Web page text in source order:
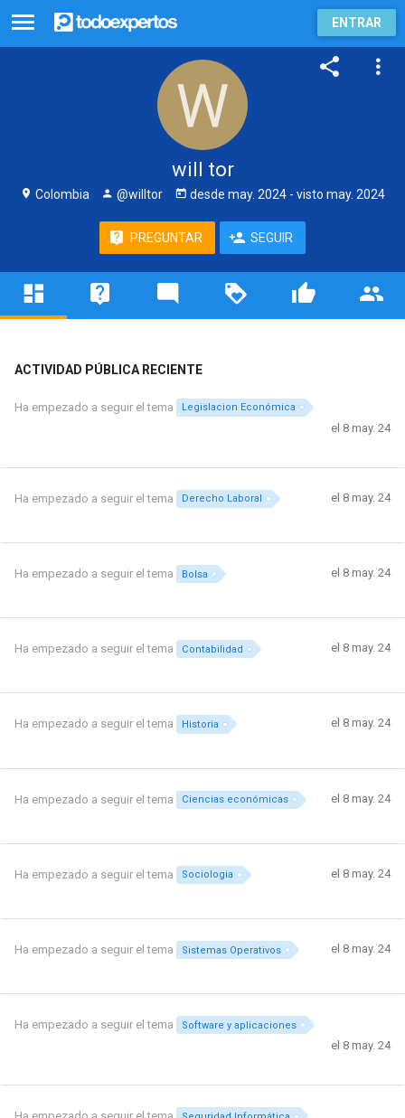
ENTRAR
will tor
Colombia @willtor desde may. 2024 - visto may. 2024
PREGUNTAR SEGUIR
ACTIVIDAD PÚBLICA RECIENTE
Ha empezado a seguir el tema Legislacion Económica
el 8 may. 24
Ha empezado a seguir el tema Derecho Laboral el 8 may. 24
Ha empezado a seguir el tema Bolsa el 8 may. 24
Ha empezado a seguir el tema Contabilidad el 8 may. 24
Ha empezado a seguir el tema Historia el 8 may. 24
Ha empezado a seguir el tema Ciencias económicas el 8 may. 24
Ha empezado a seguir el tema Sociologia el 8 may. 24
Ha empezado a seguir el tema Sistemas Operativos el 8 may. 24
Ha empezado a seguir el tema Software y aplicaciones
el 8 may. 24